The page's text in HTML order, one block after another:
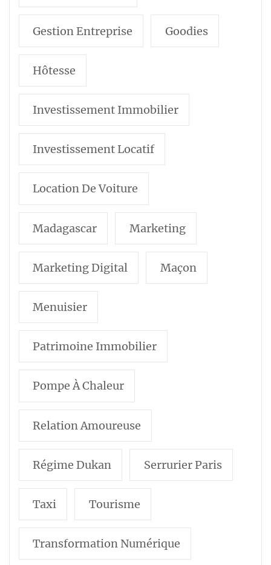
Gestion Entreprise Goodies
Hôtesse
Investissement Immobilier
Investissement Locatif
Location De Voiture
Madagascar Marketing
Marketing Digital Maçon
Menuisier
Patrimoine Immobilier
Pompe À Chaleur
Relation Amoureuse
Régime Dukan Serrurier Paris
Taxi Tourisme
Transformation Numérique